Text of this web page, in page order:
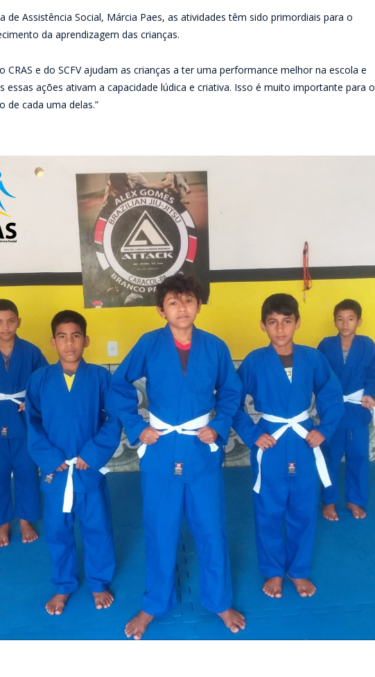
de Assistência Social, Márcia Paes, as atividades têm sido primordiais para o
da aprendizagem das crianças.
CRAS e do SCFV ajudam as crianças a ter uma performance melhor na escola e
essas ações ativam a capacidade lúdica e criativa. Isso é muito importante para o
de cada uma delas.”